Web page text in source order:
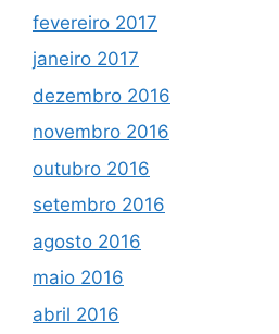
fevereiro 2017
janeiro 2017
dezembro 2016
novembro 2016
outubro 2016
setembro 2016
agosto 2016
maio 2016
abril 2016